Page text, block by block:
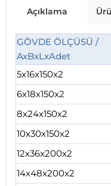
Açıklama
GÖVDE ÖLÇÜSÜ /
AxBxLxAdet
5x16x150x2
6x18x150x2
8x24x150x2
10x30x150x2
12x36x200x2
14x48x200x2